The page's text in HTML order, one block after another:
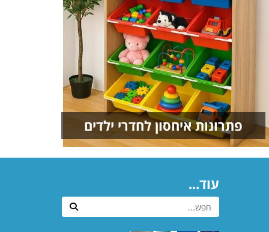
פתרונות איחסון לחדרי ילדים
ולמשרד
עוד...